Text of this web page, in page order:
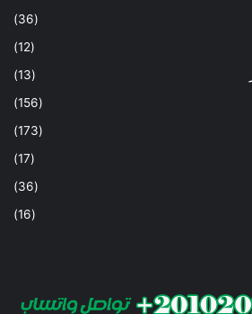
(36)
(12)
(13)
(156)
(173)
(17)
(36)
(16)